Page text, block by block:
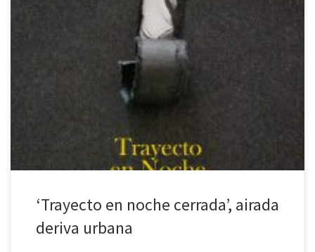
Daniel Bernabé conforma en estos veintiún relatos una cartografía
humana descomunal y absolutamente necesaria. Un libro
magnífico en el que reconocerse como en la sinceridad del
espejo. Quizá la mejor manera de definir esta maravilla de libro
editado por Lupercalia sería acudir a la certera frase de Álex
‘Trayecto en noche cerrada’, airada
deriva urbana